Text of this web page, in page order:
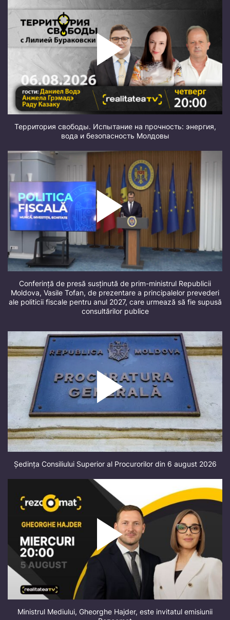
Территория свободы. Испытание на прочность: энергия,
вода и безопасность Молдовы
Conferință de presă susținută de prim-ministrul Republicii
Moldova, Vasile Tofan, de prezentare a principalelor prevederi
ale politicii fiscale pentru anul 2027, care urmează să fie supusă
consultărilor publice
Ședința Consiliului Superior al Procurorilor din 6 august 2026
Ministrul Mediului, Gheorghe Hajder, este invitatul emisiunii